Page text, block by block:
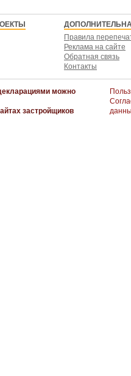
Правила
Реклама на сайте
Обратная связь
Контакты
можно
застройщиков